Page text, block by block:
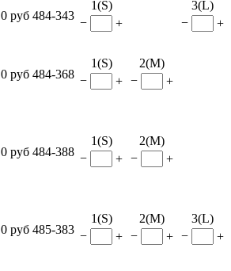
0 руб 484-343
1(S)
−
+
3(L)
−
+
0 руб 484-368
1(S)
−
+
2(M)
−
+
0 руб 484-388
1(S)
−
+
2(M)
−
+
0 руб 485-383
1(S)
−
+
2(M)
−
+
3(L)
−
+